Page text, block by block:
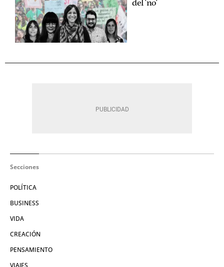
del 'no'
Secciones
POLÍTICA
BUSINESS
VIDA
CREACIÓN
PENSAMIENTO
VIAJES